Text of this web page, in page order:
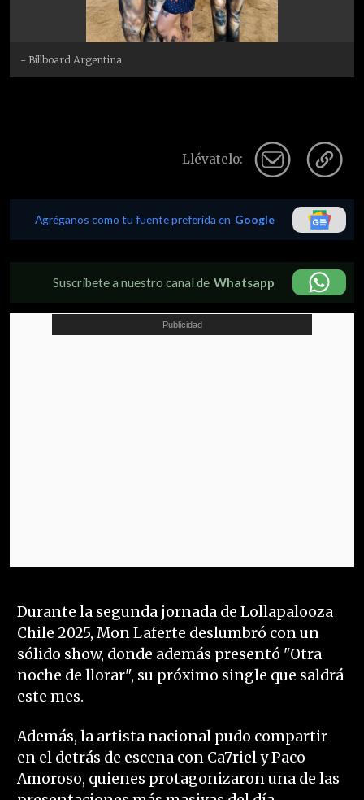
- Billboard Argentina
Llévatelo:
Agréganos como tu fuente preferida en Google
Suscríbete a nuestro canal de Whatsapp
Durante la segunda jornada de Lollapalooza
Chile 2025, Mon Laferte deslumbró con un
sólido show, donde además presentó "Otra
noche de llorar", su próximo single que saldrá
este mes.
Además, la artista nacional pudo compartir
en el detrás de escena con Ca7riel y Paco
Amoroso, quienes protagonizaron una de las